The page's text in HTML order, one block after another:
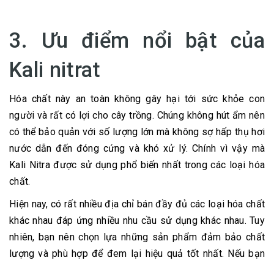
3. Ưu điểm nổi bật của
Kali nitrat
Hóa chất này an toàn không gây hại tới sức khỏe con
người và rất có lợi cho cây trồng. Chúng không hút ẩm nên
có thể bảo quản với số lượng lớn mà không sợ hấp thụ hơi
nước dẫn đến đóng cứng và khó xử lý. Chính vì vậy mà
Kali Nitra được sử dụng phổ biến nhất trong các loại hóa
chất.
Hiện nay, có rất nhiều địa chỉ bán đầy đủ các loại hóa chất
khác nhau đáp ứng nhiều nhu cầu sử dụng khác nhau. Tuy
nhiên, bạn nên chọn lựa những sản phẩm đảm bảo chất
lượng và phù hợp để đem lại hiệu quả tốt nhất. Nếu bạn